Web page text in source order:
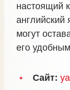
настоящий
английский
могут
его
Сайт: